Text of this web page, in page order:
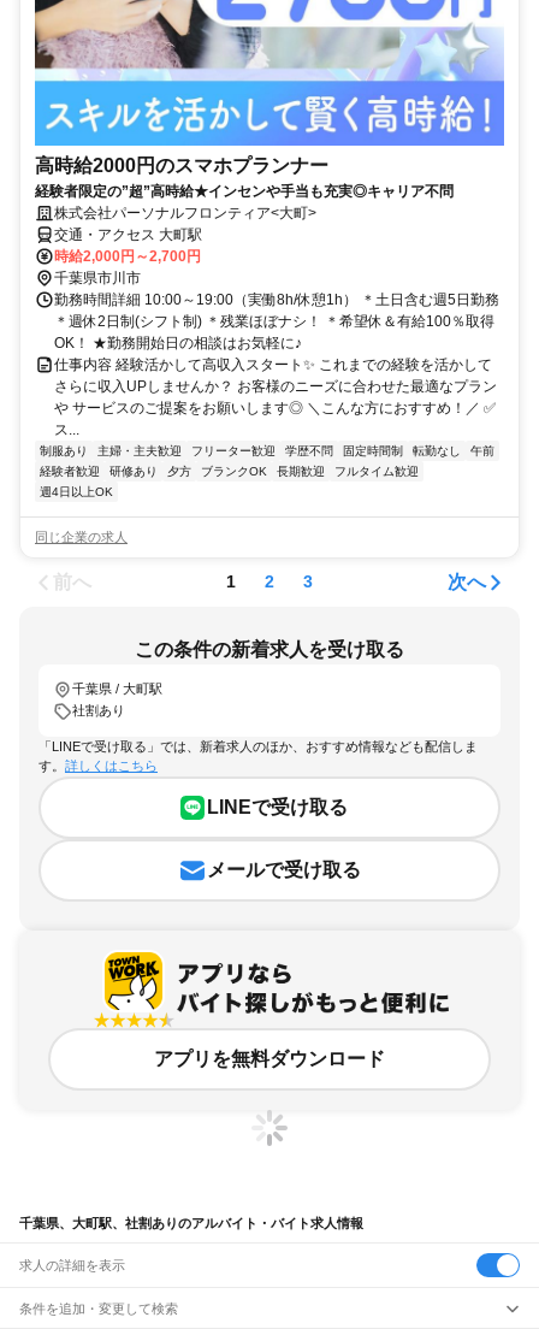
高時給2000円のスマホプランナー
経験者限定の”超”高時給★インセンや手当も充実◎キャリア不問
株式会社パーソナルフロンティア<大町>
交通・アクセス 大町駅
時給2,000円～2,700円
千葉県市川市
勤務時間詳細 10:00～19:00（実働8h/休憩1h） ＊土日含む週5日勤務
＊週休2日制(シフト制) ＊残業ほぼナシ！ ＊希望休＆有給100％取得
OK！ ★勤務開始日の相談はお気軽に♪
仕事内容 経験活かして高収入スタート✨ これまでの経験を活かして
さらに収入UPしませんか？ お客様のニーズに合わせた最適なプラン
や サービスのご提案をお願いします◎ ＼こんな方におすすめ！／ ✅
ス...
制服あり 主婦・主夫歓迎 フリーター歓迎 学歴不問 固定時間制 転勤なし
午前
経験者歓迎
研修あり 夕方 ブランクOK 長期歓迎
フルタイム歓迎
週4日以上OK
同じ企業の求人
前へ 1 2 3 次へ
この条件の新着求人を受け取る
千葉県 / 大町駅
社割あり
「LINEで受け取る」では、新着求人のほか、おすすめ情報なども配信しま
す。 詳しくはこちら
LINEで受け取る
メールで受け取る
アプリを無料ダウンロード
千葉県、大町駅、社割ありのアルバイト・バイト求人情報
求人の詳細を表示
条件を追加・変更して検索